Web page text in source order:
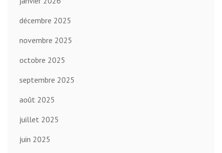
décembre 2025
novembre 2025
octobre 2025
septembre 2025
août 2025
juillet 2025
juin 2025